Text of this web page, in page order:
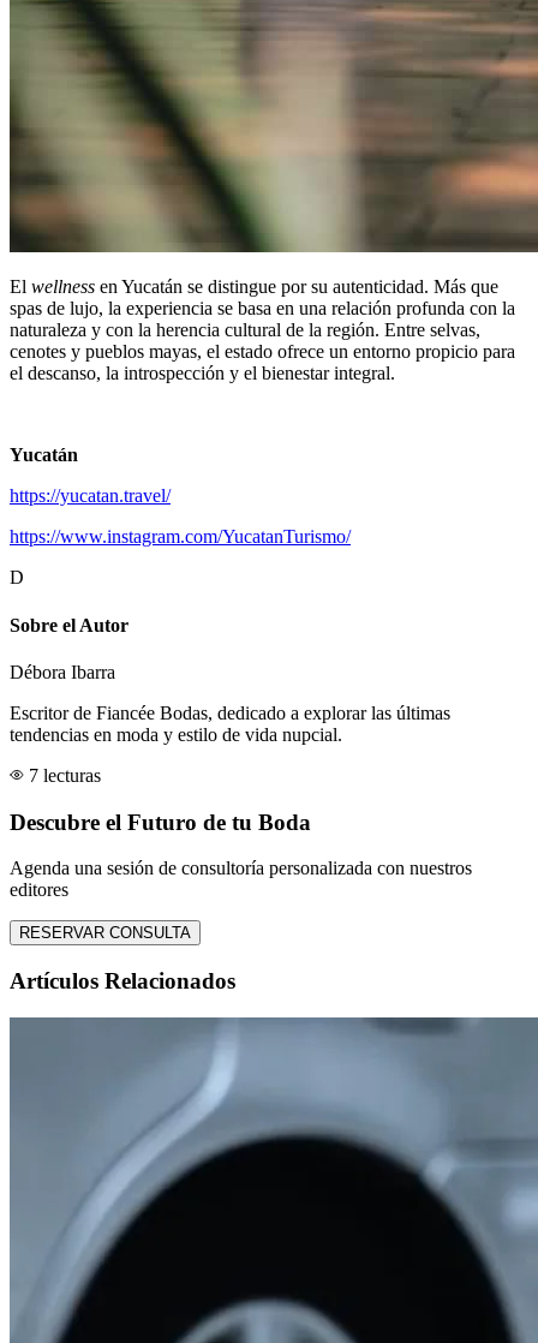
El wellness en Yucatán se distingue por su autenticidad. Más que
spas de lujo, la experiencia se basa en una relación profunda con la
naturaleza y con la herencia cultural de la región. Entre selvas,
cenotes y pueblos mayas, el estado ofrece un entorno propicio para
el descanso, la introspección y el bienestar integral.
Yucatán
https://yucatan.travel/
https://www.instagram.com/YucatanTurismo/
D
Sobre el Autor
Débora Ibarra
Escritor de Fiancée Bodas, dedicado a explorar las últimas
tendencias en moda y estilo de vida nupcial.
7 lecturas
Descubre el Futuro de tu Boda
Agenda una sesión de consultoría personalizada con nuestros
editores
RESERVAR CONSULTA
Artículos Relacionados